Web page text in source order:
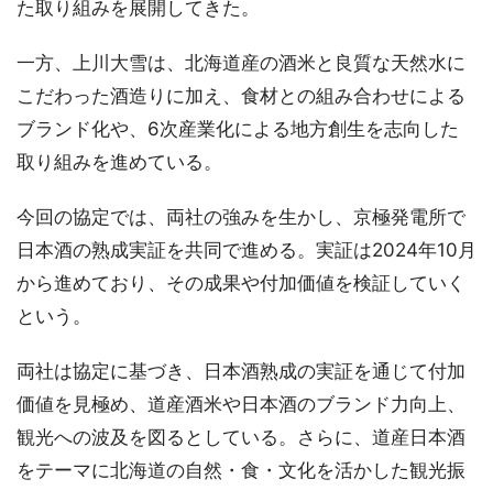
た取り組みを展開してきた。
一方、上川大雪は、北海道産の酒米と良質な天然水に
こだわった酒造りに加え、食材との組み合わせによる
ブランド化や、6次産業化による地方創生を志向した
取り組みを進めている。
今回の協定では、両社の強みを生かし、京極発電所で
日本酒の熟成実証を共同で進める。実証は2024年10月
から進めており、その成果や付加価値を検証していく
という。
両社は協定に基づき、日本酒熟成の実証を通じて付加
価値を見極め、道産酒米や日本酒のブランド力向上、
観光への波及を図るとしている。さらに、道産日本酒
をテーマに北海道の自然・食・文化を活かした観光振